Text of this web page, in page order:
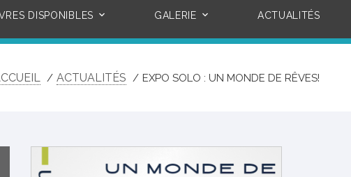
DISPONIBLES GALERIE ACTUALITÉS
ACTUALITÉS EXPO SOLO : UN MONDE DE RÊVES!